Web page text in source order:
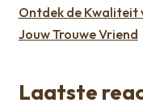
Ontdek de Kwaliteit
Jouw Trouwe Vriend
Laatste